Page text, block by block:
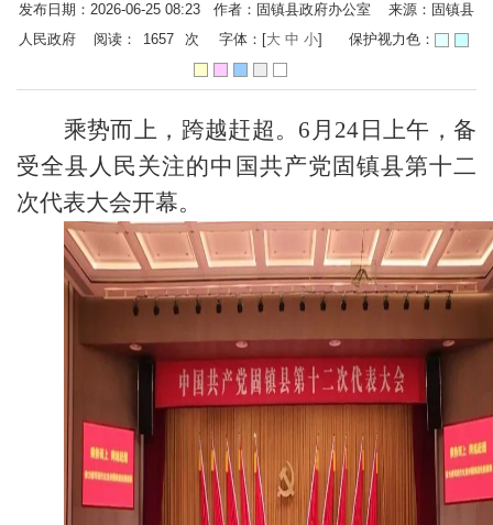
发布日期：2026-06-25 08:23 作者：固镇县政府办公室 来源：固镇县
人民政府 阅读：
1657 次 字体：[大 中 小] 保护视力色：
乘势而上，跨越赶超。6月24日上午，备
受全县人民关注的中国共产党固镇县第十二
次代表大会开幕。